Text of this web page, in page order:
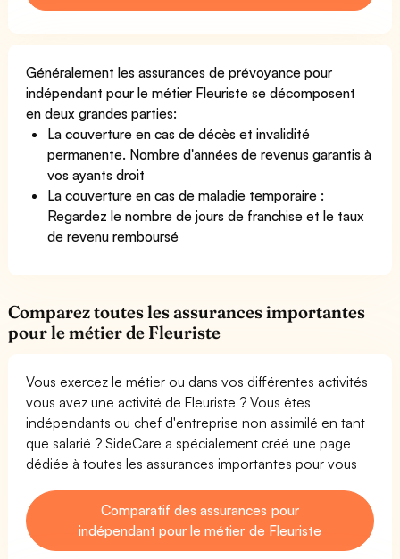
Généralement les assurances de prévoyance pour
indépendant pour le métier Fleuriste se décomposent
en deux grandes parties:
La couverture en cas de décès et invalidité
permanente. Nombre d'années de revenus garantis à
vos ayants droit
La couverture en cas de maladie temporaire :
Regardez le nombre de jours de franchise et le taux
de revenu remboursé
Comparez toutes les assurances importantes
pour le métier de Fleuriste
Vous exercez le métier ou dans vos différentes activités
vous avez une activité de Fleuriste ? Vous êtes
indépendants ou chef d'entreprise non assimilé en tant
que salarié ? SideCare a spécialement créé une page
dédiée à toutes les assurances importantes pour vous
Comparatif des assurances pour
indépendant pour le métier de Fleuriste